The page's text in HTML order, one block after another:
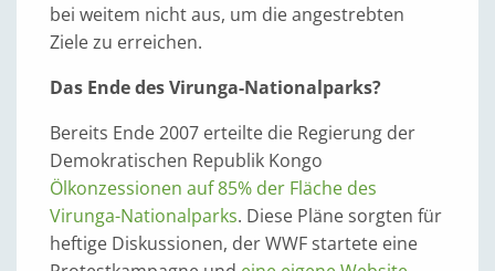
bei weitem nicht aus, um die angestrebten
Ziele zu erreichen.
Das Ende des Virunga-Nationalparks?
Bereits Ende 2007 erteilte die Regierung der
Demokratischen Republik Kongo
Ölkonzessionen auf 85% der Fläche des
Virunga-Nationalparks. Diese Pläne sorgten für
heftige Diskussionen, der WWF startete eine